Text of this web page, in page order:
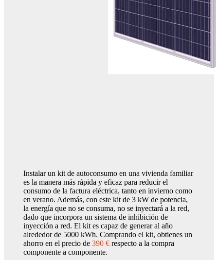
Instalar un kit de autoconsumo en una vivienda familiar
es la manera más rápida y eficaz para reducir el
consumo de la factura eléctrica, tanto en invierno como
en verano. Además, con este kit de 3 kW de potencia,
la energía que no se consuma, no se inyectará a la red,
dado que incorpora un sistema de inhibición de
inyección a red. El kit es capaz de generar al año
alrededor de 5000 kWh. Comprando el kit, obtienes un
ahorro en el precio de 390 € respecto a la compra
componente a componente.